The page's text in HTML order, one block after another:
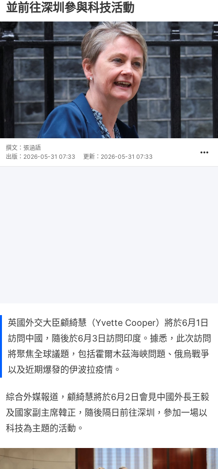
並前往深圳參與科技活動
撰文： 張涵語
出版： 2026-05-31 07:33 更新： 2026-05-31 07:33
英國外交大臣顧綺慧（Yvette Cooper）將於6月1日
訪問中國，隨後於6月3日訪問印度。據悉，此次訪問
將聚焦全球議題，包括霍爾木茲海峽問題、俄烏戰爭
以及近期爆發的伊波拉疫情。
綜合外媒報道，顧綺慧將於6月2日會見中國外長王毅
及國家副主席韓正，隨後隔日前往深圳，參加一場以
科技為主題的活動。